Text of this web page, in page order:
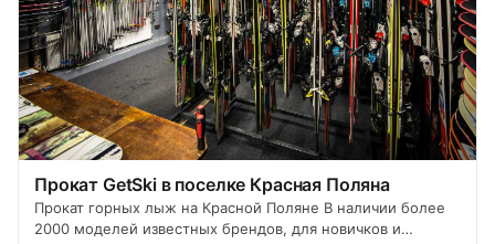
Прокат GetSki в поселке Красная Поляна
Прокат горных лыж на Красной Поляне В наличии более
2000 моделей известных брендов, для новичков и